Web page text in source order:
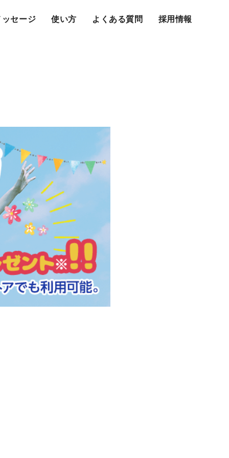
ッセージ 使い方 よくある質問 採用情報